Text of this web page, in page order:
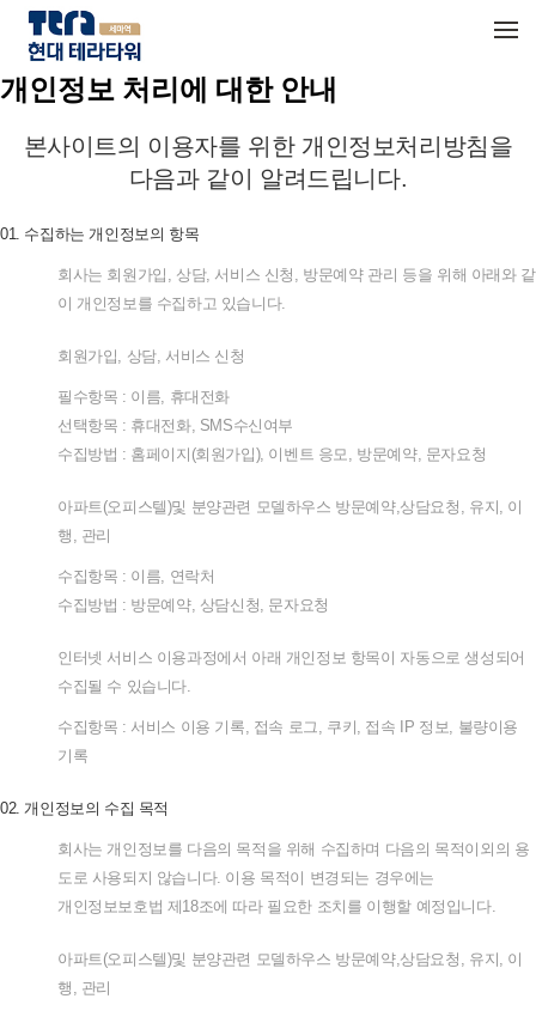
개인정보 처리에 대한 안내
본사이트의 이용자를 위한 개인정보처리방침을
다음과 같이 알려드립니다.
01. 수집하는 개인정보의 항목
회사는 회원가입 상담, 서비스 신청 방문예약 관리 등을 위해 아래와 같
이 개인정보를 수집하고 있습니다.
회원가입 상담, 서비스 신청
필수항목 : 이름 휴대전화
선택항목 : 휴대전화, SMS수신여부
수집방법 : 홈페이지 (회원가입), 이벤트 응모 방문예약, 문자요청
아파트 (오피스텔)및 분양관련 모델하우스 방문예약, 상담요청 유지 이
행
관리
수집항목 : 이름 연락처
수집방법 : 방문예약, 상담신청 문자요청
인터넷 서비스 이용과정에서 아래 개인정보 항목이 자동으로 생성되어
수집될 수 있습니다
수집항목 : 서비스 이용 기록 접속 로그 쿠키 접속 IP 정보
불량이용
기록
02. 개인정보의 수집 목적
회사는 개인정보를 다음의 목적을 위해 수집하며 다음의 목적이외의 용
도로 사용되지 않습니다. 이용 목적이 변경되는 경우에는
개인정보보호법 제18조에 따라 필요한 조치를 이행할 예정입니다.
아파트 (오피스텔)및 분양관련 모델하우스 방문예약, 상담요청 유지 이
행
관리